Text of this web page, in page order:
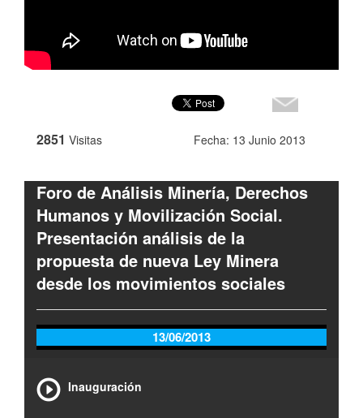
2851 Visitas Fecha: 13 Junio 2013
Foro de Análisis Minería, Derechos
Humanos y Movilización Social.
Presentación análisis de la
propuesta de nueva Ley Minera
desde los movimientos sociales
13/06/2013
Inauguración